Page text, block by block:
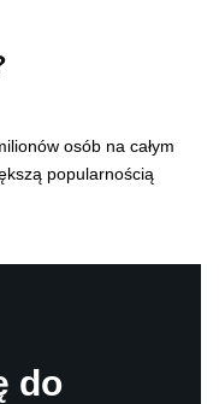
osób na całym
popularnością
do